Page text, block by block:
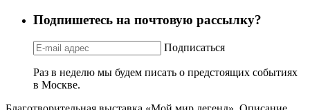
Подпишетесь на почтовую рассылку?
Подписаться
Раз в неделю мы будем писать о предстоящих событиях
в Москве.